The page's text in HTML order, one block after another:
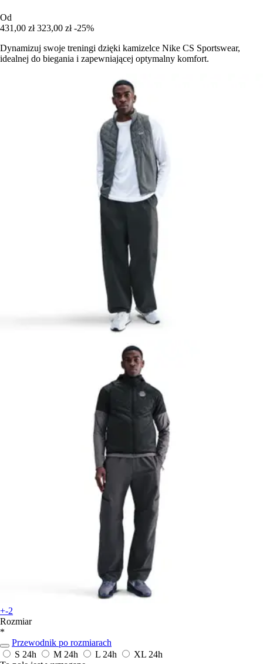
Od
431,00 zł 323,00 zł -25%
Dynamizuj swoje treningi dzięki kamizelce Nike CS Sportswear,
idealnej do biegania i zapewniającej optymalny komfort.
+-2
Rozmiar
*
Przewodnik po rozmiarach
S 24h M 24h L 24h XL 24h